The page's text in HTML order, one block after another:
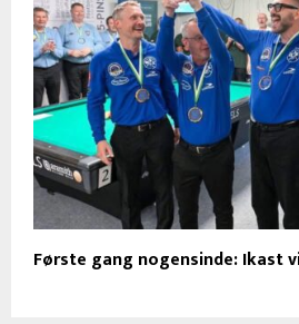
Første gang nogensinde: Ikast